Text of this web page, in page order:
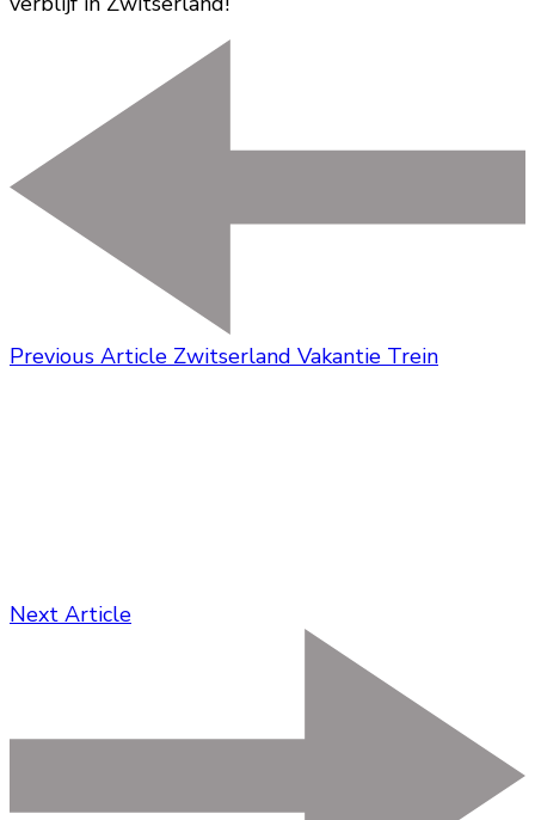
Previous Article Zwitserland Vakantie Trein
Next Article